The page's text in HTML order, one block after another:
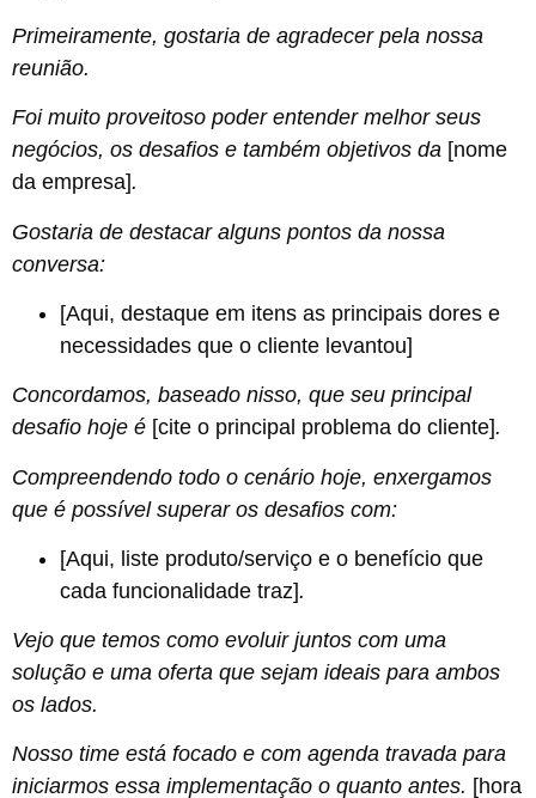
Primeiramente, gostaria de agradecer pela nossa
reunião.
Foi muito proveitoso poder entender melhor seus
negócios, os desafios e também objetivos da [nome
da empresa].
Gostaria de destacar alguns pontos da nossa
conversa:
[Aqui, destaque em itens as principais dores e
necessidades que o cliente levantou]
Concordamos, baseado nisso, que seu principal
desafio hoje é [cite o principal problema do cliente].
Compreendendo todo o cenário hoje, enxergamos
que é possível superar os desafios com:
[Aqui, liste produto/serviço e o benefício que
cada funcionalidade traz].
Vejo que temos como evoluir juntos com uma
solução e uma oferta que sejam ideais para ambos
os lados.
Nosso time está focado e com agenda travada para
iniciarmos essa implementação o quanto antes. [hora